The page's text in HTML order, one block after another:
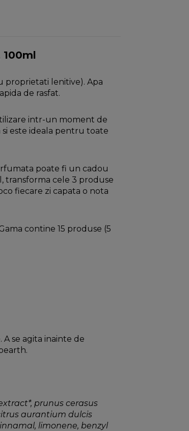
proprietati lenitive). Apa
de rasfat.
intr-un moment de
este ideala pentru toate
poate fi un cadou
transforma cele 3 produse
fiecare zi capata o nota
contine 15 produse (5
se agita inainte de
prunus cerasus
aurantium dulcis
limonene, benzyl